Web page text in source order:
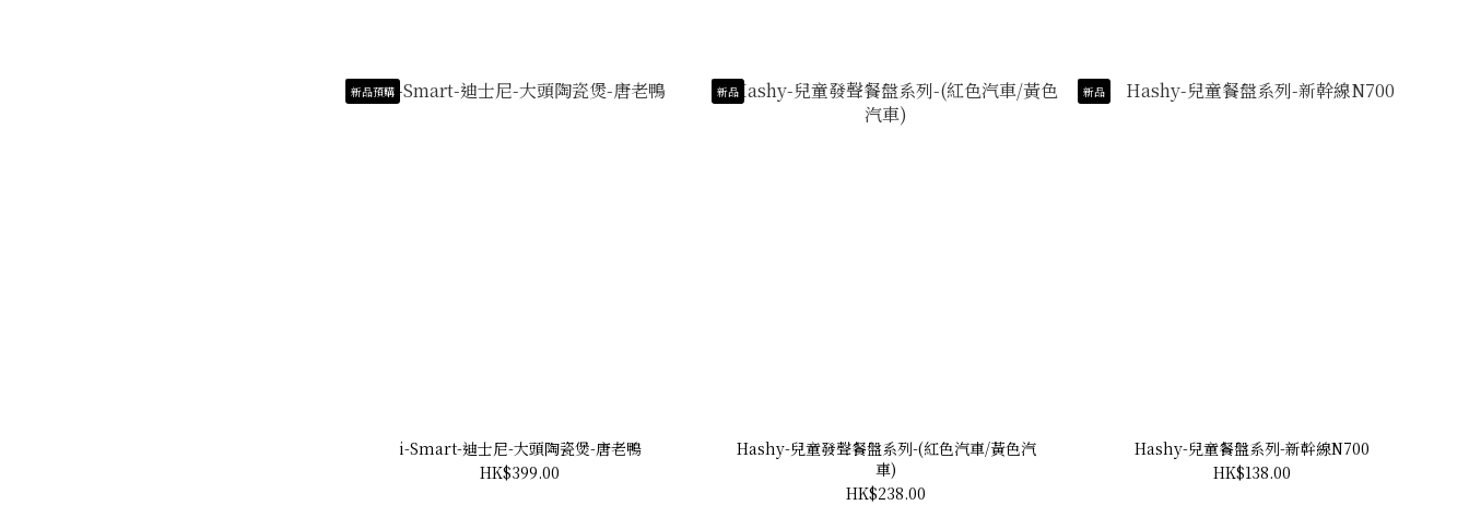
新品預購
i-Smart-迪士尼-大頭陶瓷煲-唐老鴨
HK$399.00
新品
Hashy-兒童發聲餐盤系列-(紅色汽車/黃色汽
車)
HK$238.00
新品
Hashy-兒童餐盤系列-新幹線N700
HK$138.00